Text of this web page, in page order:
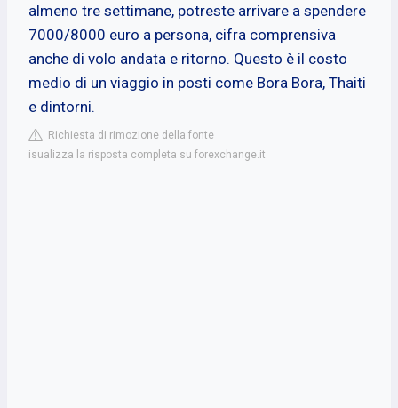
almeno tre settimane, potreste arrivare a spendere
7000/8000 euro a persona, cifra comprensiva
anche di volo andata e ritorno. Questo è il costo
medio di un viaggio in posti come Bora Bora, Thaiti
e dintorni.
Richiesta di rimozione della fonte
isualizza la risposta completa su forexchange.it